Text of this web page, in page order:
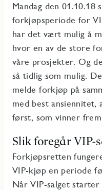
Mandag den
forkjøpsperiode for
har det vært mulig å
hvor en av de store
våre prosjekter. Og
så tidlig som mulig.
melde forkjøp på
med best ansiennitet,
først, som vinner
Slik foregår VIP-
Forkjøpsretten
VIP-kjøp en periode
Når VIP-salget